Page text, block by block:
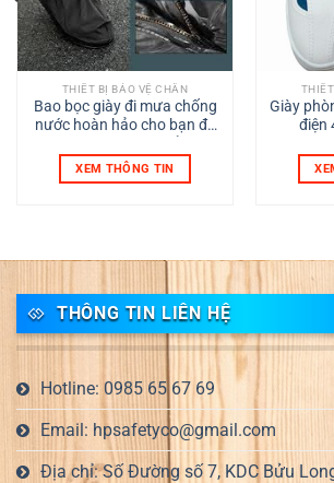
THIẾT BỊ BẢO VỆ CHÂN
Bao bọc giày đi mưa chống
nước hoàn hảo cho bạn đủ
XEM THÔNG TIN
Giày
điện
THÔNG TIN LIÊN HỆ
Hotline: 0985 65 67 69
Email: hpsafetyco@gmail.com
Địa chỉ: Số Đường số 7, KDC Bửu